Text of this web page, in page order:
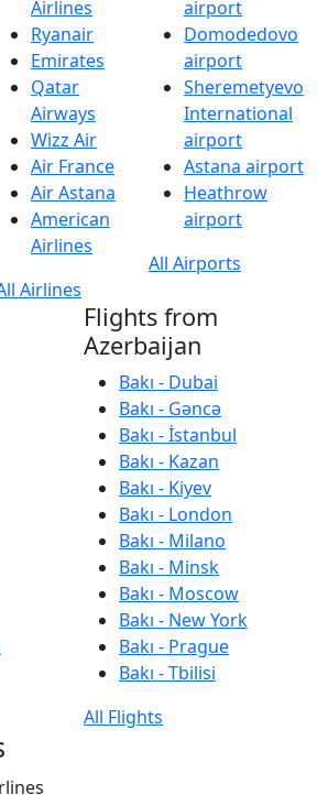
Airlines
Ryanair
Emirates
Qatar
Airways
Wizz Air
Air France
Air Astana
American
Airlines
Airlines
airport
Domodedovo
airport
Sheremetyevo
International
airport
Astana airport
Heathrow
airport
All Airports
Flights from
Azerbaijan
Bakı - Dubai
Bakı - Gəncə
Bakı - İstanbul
Bakı - Kazan
Bakı - Kiyev
Bakı - London
Bakı - Milano
Bakı - Minsk
Bakı - Moscow
Bakı - New York
Bakı - Prague
Bakı - Tbilisi
All Flights